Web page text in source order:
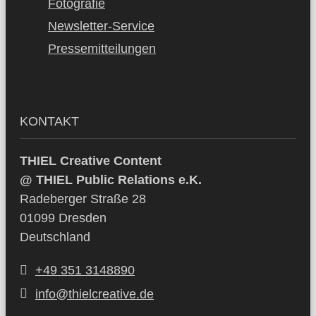
Fotografie
Newsletter-Service
Pressemitteilungen
KONTAKT
THIEL Creative Content
@ THIEL Public Relations e.K.
Radeberger Straße 28
01099 Dresden
Deutschland
+49 351 3148890
info@thielcreative.de